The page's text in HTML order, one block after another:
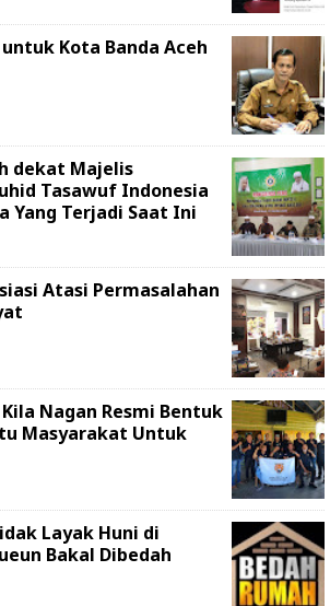
untuk Kota Banda Aceh
dekat Majelis
Tasawuf Indonesia
Yang Terjadi Saat Ini
Atasi Permasalahan
Nagan Resmi Bentuk
Masyarakat Untuk
Layak Huni di
Bakal Dibedah